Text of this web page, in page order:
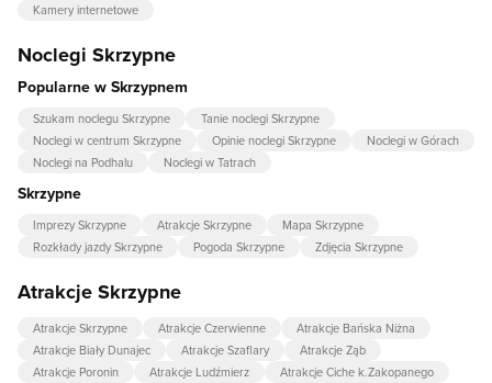
Kamery internetowe
Noclegi Skrzypne
Popularne w Skrzypnem
Szukam noclegu Skrzypne
Tanie noclegi Skrzypne
Noclegi w centrum Skrzypne
Opinie noclegi Skrzypne
Noclegi w Górach
Noclegi na Podhalu
Noclegi w Tatrach
Skrzypne
Imprezy Skrzypne Atrakcje Skrzypne
Mapa Skrzypne
Rozkłady jazdy Skrzypne
Pogoda Skrzypne Zdjęcia Skrzypne
Atrakcje Skrzypne
Atrakcje Skrzypne Atrakcje Czerwienne
Atrakcje Bańska Niżna
Atrakcje Biały Dunajec
Atrakcje Szaflary
Atrakcje Ząb
Atrakcje Poronin
Atrakcje Ludźmierz
Atrakcje Ciche k.Zakopanego